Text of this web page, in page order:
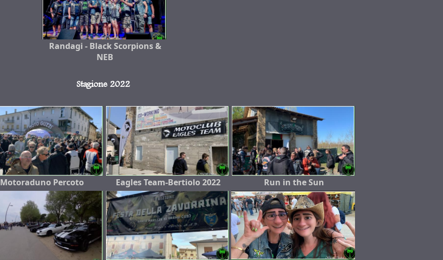
Randagi - Black Scorpions &
NEB
Stagione 2022
Motoraduno Percoto Eagles Team-Bertiolo 2022 Run in the Sun